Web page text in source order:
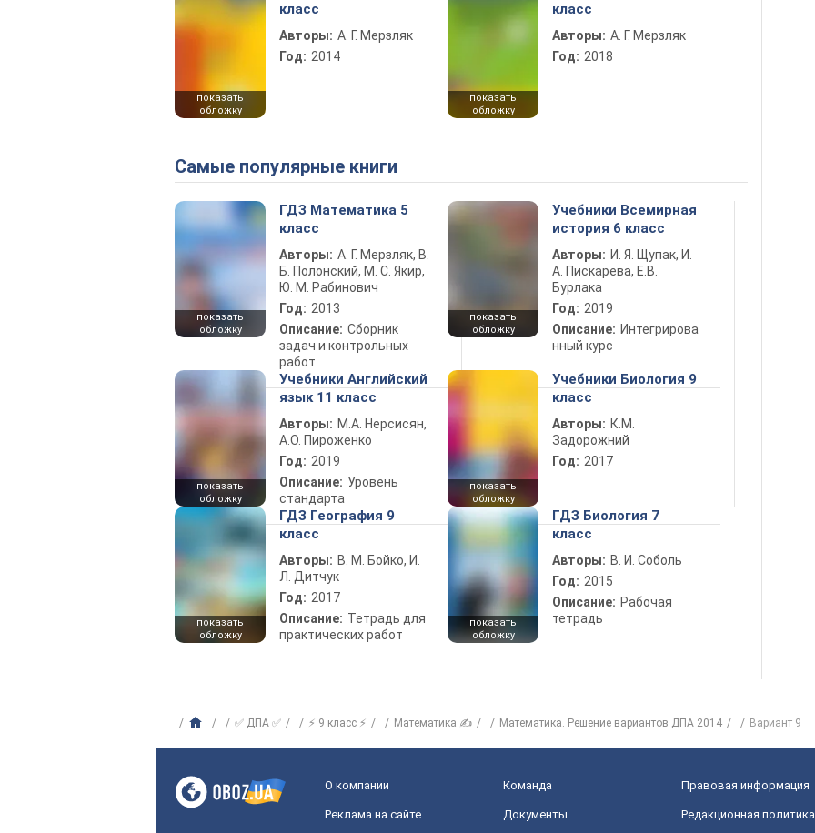
показать
обложку
класс
Авторы: А. Г. Мерзляк
Год: 2014
показать
обложку
класс
Авторы: А. Г. Мерзляк
Год: 2018
Самые популярные книги
показать
обложку
ГДЗ Математика 5
класс
Авторы: А. Г. Мерзляк, В.
Б. Полонский, М. С. Якир,
Ю. М. Рабинович
Год: 2013
Описание: Сборник
задач и контрольных
работ
показать
обложку
Учебники Всемирная
история 6 класс
Авторы: И. Я. Щупак, И.
А. Пискарева, Е.В.
Бурлака
Год: 2019
Описание: Интегрирова
нный курс
показать
обложку
Учебники Английский
язык 11 класс
Авторы: М.А. Нерсисян,
А.О. Пироженко
Год: 2019
Описание: Уровень
стандарта
показать
обложку
Учебники Биология 9
класс
Авторы: К.М.
Задорожний
Год: 2017
показать
обложку
ГДЗ География 9
класс
Авторы: В. М. Бойко, И.
Л. Дитчук
Год: 2017
Описание: Тетрадь для
практических работ
показать
обложку
ГДЗ Биология 7
класс
Авторы: В. И. Соболь
Год: 2015
Описание: Рабочая
тетрадь
✅ ДПА ✅ ⚡ 9 класс ⚡ Математика ✍ Математика. Решение вариантов ДПА 2014 Вариант 9
О компании Команда Правовая информация
Реклама на сайте Документы Редакционная политика